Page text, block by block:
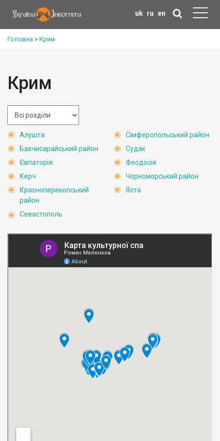
uk ru en
Головна > Крим
Крим
Алушта
Бахчисарайський район
Євпаторія
Керч
Красноперекопський
район
Севастополь
Сімферопольський район
Судак
Феодосія
Чорноморський район
Ялта